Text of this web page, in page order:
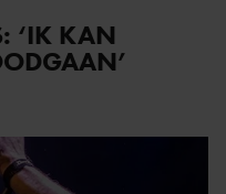
‘IK KAN